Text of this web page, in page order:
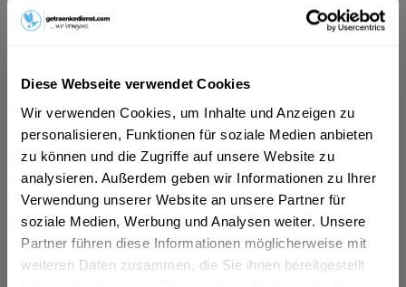
Diese Webseite verwendet Cookies
Wir verwenden Cookies, um Inhalte und Anzeigen zu
personalisieren, Funktionen für soziale Medien anbieten
zu können und die Zugriffe auf unsere Website zu
analysieren. Außerdem geben wir Informationen zu Ihrer
Verwendung unserer Website an unsere Partner für
soziale Medien, Werbung und Analysen weiter. Unsere
Partner führen diese Informationen möglicherweise mit
weiteren Daten zusammen, die Sie ihnen bereitgestellt
Vorrätig
Artikel-Nr.:
28388
Verfügbar in:
Beschreibung
mehr
"Kleiner Feigling American Ice Tea 6 x 0,02l"
Flaschengröße:
< 0,2 l